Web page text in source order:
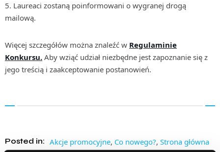
Laureaci zostaną poinformowani o wygranej drogą
mailową.
Więcej szczegółów można znaleźć w Regulaminie
Konkursu. Aby wziąć udział niezbędne jest zapoznanie się z
jego treścią i zaakceptowanie postanowień.
Posted in: Akcje promocyjne, Co nowego?, Strona główna